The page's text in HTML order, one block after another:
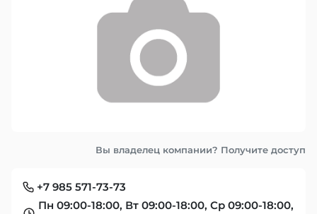
Вы владелец компании? Получите доступ
+7 985 571-73-73
Пн 09:00-18:00, Вт 09:00-18:00, Ср 09:00-18:00,